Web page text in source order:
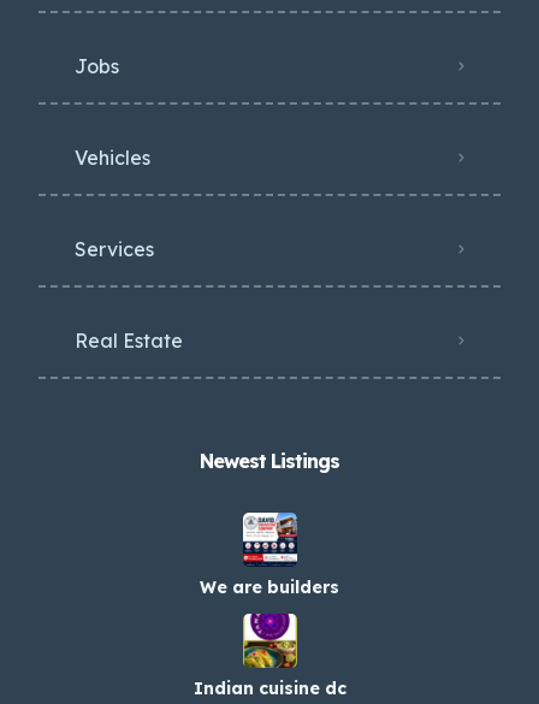
Jobs
Vehicles
Services
Real Estate
Newest Listings​
We are builders
Indian cuisine dc